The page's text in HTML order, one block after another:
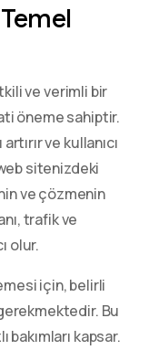
ve verimli bir
öneme sahiptir.
ve kullanıcı
sitenizdeki
ve çözmenin
trafik ve
olur.
için, belirli
Bu
kapsar.